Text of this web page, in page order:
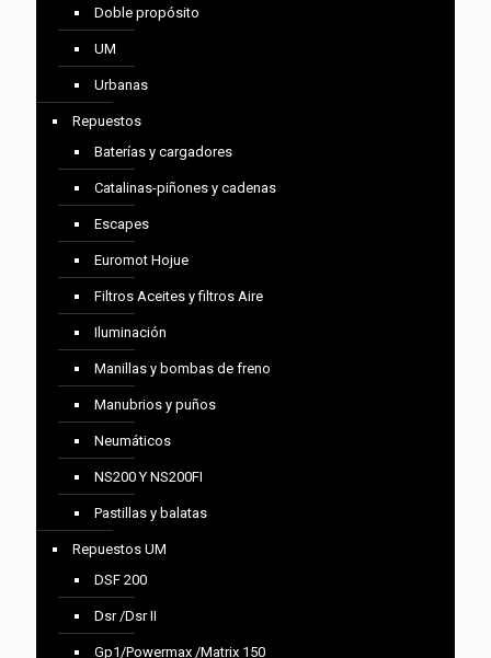
Doble propósito
UM
Urbanas
Repuestos
Baterías y cargadores
Catalinas-piñones y cadenas
Escapes
Euromot Hojue
Filtros Aceites y filtros Aire
Iluminación
Manillas y bombas de freno
Manubrios y puños
Neumáticos
NS200 Y NS200FI
Pastillas y balatas
Repuestos UM
DSF 200
Dsr /Dsr II
Gp1/Powermax /Matrix 150